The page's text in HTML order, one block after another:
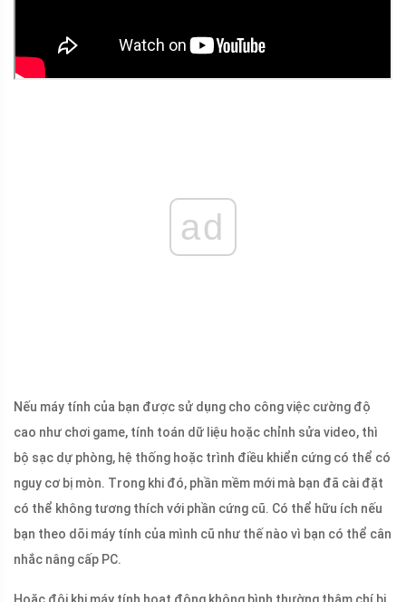
ad
Nếu máy tính của bạn được sử dụng cho công việc cường độ
cao như chơi game, tính toán dữ liệu hoặc chỉnh sửa video, thì
bộ sạc dự phòng, hệ thống hoặc trình điều khiển cứng có thể có
nguy cơ bị mòn. Trong khi đó, phần mềm mới mà bạn đã cài đặt
có thể không tương thích với phần cứng cũ. Có thể hữu ích nếu
bạn theo dõi máy tính của mình cũ như thế nào vì bạn có thể cân
nhắc nâng cấp PC.
Hoặc đôi khi máy tính hoạt động không bình thường thậm chí bị